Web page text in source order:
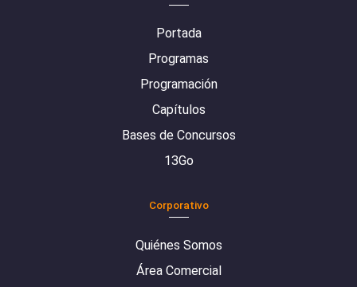
Portada
Programas
Programación
Capítulos
Bases de Concursos
13Go
Corporativo
Quiénes Somos
Área Comercial